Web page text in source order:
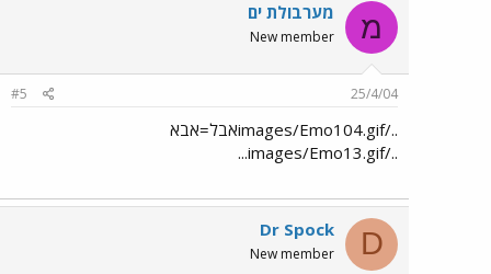
מ מערבולת ים
New member
25/4/04
#5
../images/Emo104.gifאבל=אבא
../images/Emo13.gif...
D
Dr Spock
New member